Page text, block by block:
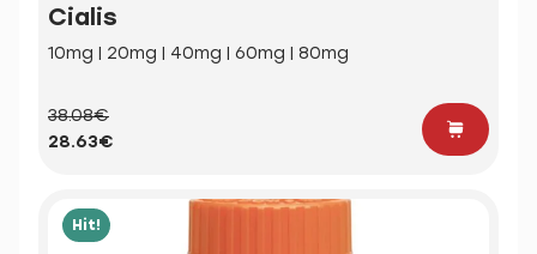
Cialis
10mg | 20mg | 40mg | 60mg | 80mg
38.08€
28.63€
Hit!